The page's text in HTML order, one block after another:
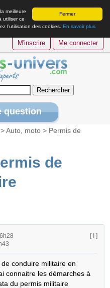
Fermer
meilleure
utiliser ce
l’utilisation des cookies. En savoir plus
M'inscrire Me connecter
question
>Auto, moto > Permis de
de
[ ! ]
conduire militaire en
connaitre les démarches à
du permis militaire